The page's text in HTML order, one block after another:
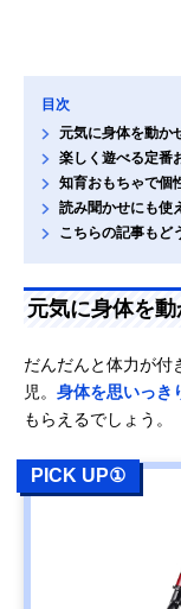
目次
元気に身体を動か
楽しく遊べる定番
知育おもちゃで個
読み聞かせにも使
こちらの記事もど
元気に身体を
だんだんと体力が付
児。 身体を思いっき
もらえるでしょう。
PICK UP①